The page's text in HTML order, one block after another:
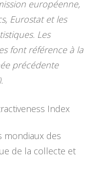
européenne,
Eurostat et les
Les
font référence à la
précédente
Index
mondiaux des
de la collecte et